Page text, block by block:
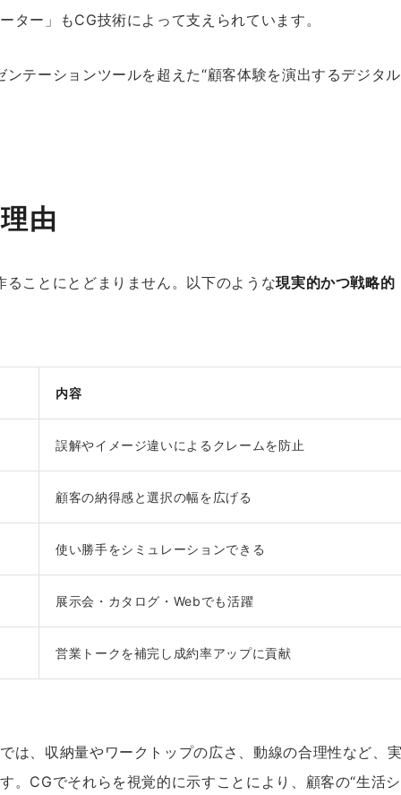
ター」もCG技術によって支えられています。
テーションツールを超えた“顧客体験を演出するデジタル
由
ことにとどまりません。以下のような現実的かつ戦略的
内容
誤解やイメージ違いによるクレームを防止
顧客の納得感と選択の幅を広げる
使い勝手をシミュレーションできる
展示会・カタログ・Webでも活躍
営業トークを補完し成約率アップに貢献
は、収納量やワークトップの広さ、動線の合理性など、
。CGでそれらを視覚的に示すことにより、顧客の“生活シ